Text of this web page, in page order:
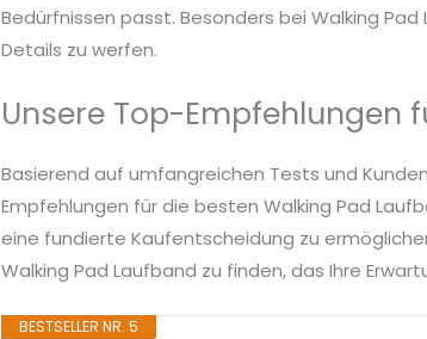
Bedürfnissen passt. Besonders bei Walking
Details zu werfen.
Unsere Top-Empfehlungen
Basierend auf umfangreichen Tests und
Empfehlungen für die besten Walking Pad
eine fundierte Kaufentscheidung zu
Walking Pad Laufband zu finden, das Ihre
BESTSELLER NR. 5